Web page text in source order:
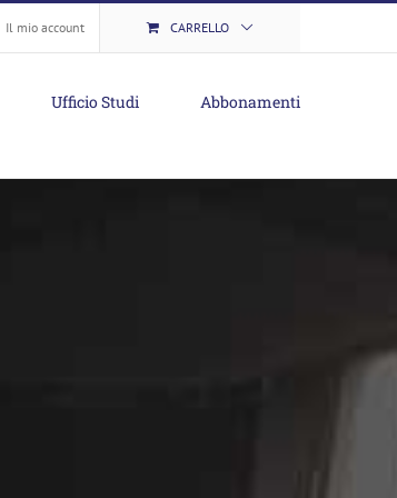
Il mio account CARRELLO
Ufficio Studi Abbonamenti